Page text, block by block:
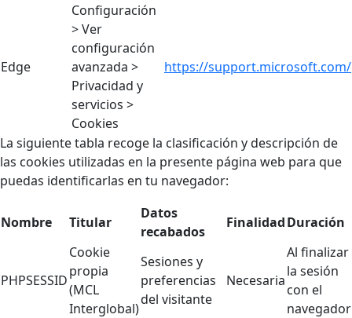
Edge
Configuración
> Ver
configuración
avanzada >
Privacidad y
servicios >
Cookies
https://support.microsoft.com/
La siguiente tabla recoge la clasificación y descripción de
las cookies utilizadas en la presente página web para que
puedas identificarlas en tu navegador:
Nombre Titular
Datos
recabados
FinalidadDuración
PHPSESSID
Cookie
propia
(MCL
Interglobal)
Sesiones y
preferencias
del visitante
Necesaria
Al finalizar
la sesión
con el
navegador